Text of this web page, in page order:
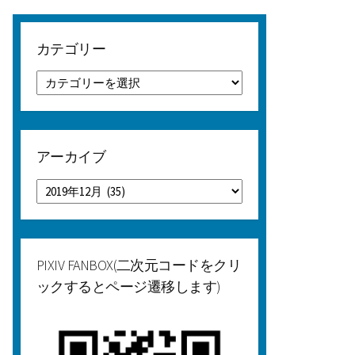
カテゴリー
カ
テ
ゴ
リ
アーカイブ
ア
ー
カ
イ
PIXIV FANBOX(二次元コードをクリ
ックするとページ遷移します)